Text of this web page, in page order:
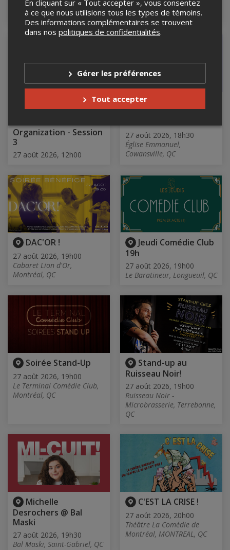
Le Quai des Brumes,
Montréal, QC
Le Red Room, Montréal, QC
PeopleCert Webinar
Organization - Session
3
27 août 2026, 12h00
Lancement de
programmation 2026-
27 août 2026, 18h30
Église Emmanuel,
Cowansville, QC
DAC'OR !
27 août 2026, 19h00
Cabaret Lion d'Or,
Montréal, QC
Jeudi Comédie Club
19h
27 août 2026, 19h00
Le Baratineur, Longueuil, QC
Soirée Stand-Up
27 août 2026, 19h00
Le Terminal Comédie Club,
Montréal, QC
Stand-up au
Ruisseau Noir!
27 août 2026, 19h00
Ruisseau Noir -
Microbrasserie, Terrebonne,
QC
Michelle
Desrochers @ Bal
Maski
27 août 2026, 19h30
Bal Maski, Saint-Gabriel, QC
C'EST LA CRISE !
27 août 2026, 20h00
Théâtre La Comédie de
Montréal, MONTREAL, QC
En cliquant sur « Tout accepter », vous consentez
à ce que nous utilisions tous les types de témoins.
Des informations complémentaires se trouvent
dans nos politiques de confidentialités.
Gérer les préférences
Tout accepter